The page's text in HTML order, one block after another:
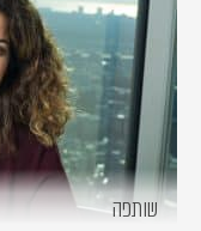
שותפה